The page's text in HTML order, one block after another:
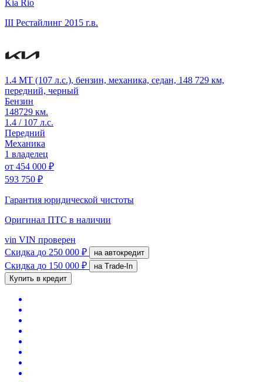
Kia Rio
III Рестайлинг 2015 г.в.
1.4 MT (107 л.с.), бензин, механика, седан, 148 729 км,
передний, черный
Бензин
148729 км.
1.4 / 107 л.с.
Передний
Механика
1 владелец
от 454 000 ₽
593 750 ₽
Гарантия юридической чистоты
Оригинал ПТС в наличии
vin VIN проверен
Скидка до 250 000 ₽ на автокредит
Скидка до 150 000 ₽
на Trade-In
Купить в кредит